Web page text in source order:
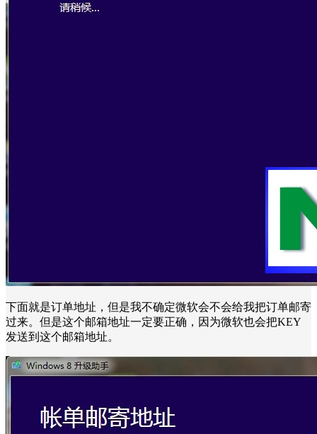
下面就是订单地址，但是我不确定微软会不会给我把订单邮寄
过来。但是这个邮箱地址一定要正确，因为微软也会把KEY
发送到这个邮箱地址。